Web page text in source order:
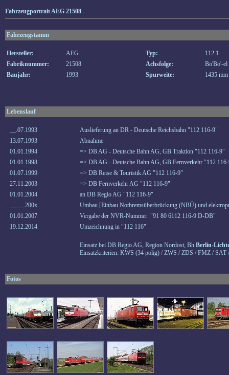
Fahrzeugportrait AEG 21508
Fahrzeugstamm
Hersteller: AEG Typ:
112.1
Fabriknummer:
21508 Achsfolge:
Bo'Bo'-el
Baujahr:
1993 Spurweite: 1435 mm
Lebenslauf
__.07.1993
Auslieferung an DR - Deutsche Reichsbahn "112 116-9"
13.07.1993
Abnahme
01.01.1994
=> DB AG - Deutsche Bahn AG, GB Traktion "112 116-9"
01.01.1998
=> DB AG - Deutsche Bahn AG, GB Fernverkehr "112
01.07.1999
=> DB Reise & Touristik AG "112 116-9"
27.11.2003
=> DB Fernverkehr AG "112 116-9"
01.01.2004
an DB Regio AG "112 116-9"
__.__.200x
Umbau [Einbau Notbremsüberbrückung (NBÜ) und
01.01.2007
Vergabe der NVR-Nummer "91 80 6112 116-9 D-DB"
19.12.2014
Umzeichnung in "112 116"
Einsatz bei DB Regio AG, Region Nordost, Bh Berlin-
Einsatzkriterien: KWS (34 polig) / ZWS / ZDS / FMZ /
Fotos